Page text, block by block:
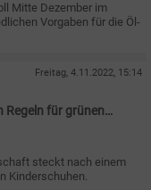
Mitte Dezember im
Vorgaben für die Öl-
Freitag, 4.11.2022, 15:14
Regeln für grünen
steckt nach einem
Kinderschuhen.